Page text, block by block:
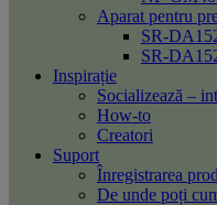
Aparat pentru
SR-
SR-
Inspirație
Socializează –
How-to
Creatori
Suport
Înregistrarea
De unde poți